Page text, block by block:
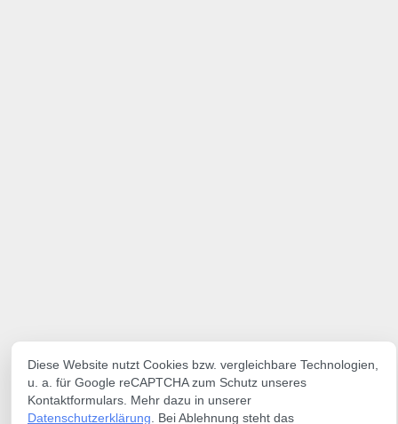
Diese Website nutzt Cookies bzw. vergleichbare Technologien,
u. a. für Google reCAPTCHA zum Schutz unseres
Kontaktformulars. Mehr dazu in unserer
Datenschutzerklärung . Bei Ablehnung steht das